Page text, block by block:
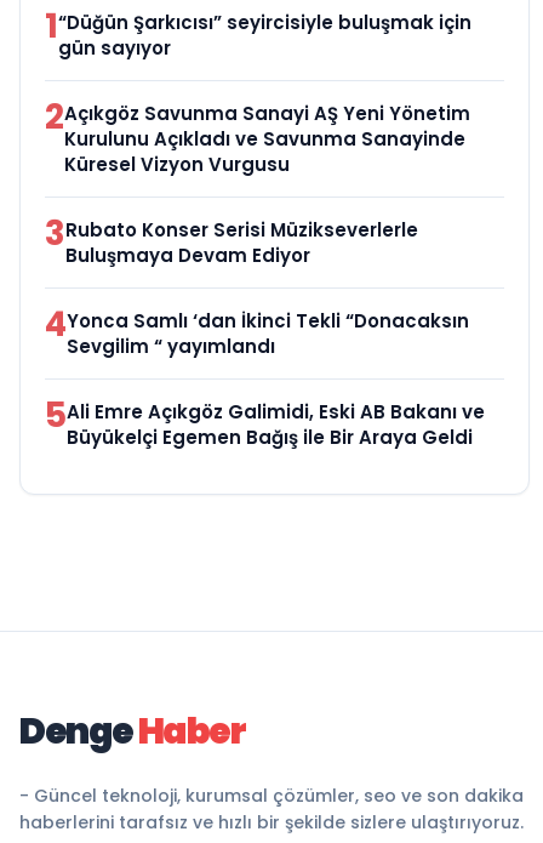
1“Düğün Şarkıcısı” seyircisiyle buluşmak için
gün sayıyor
2Açıkgöz Savunma Sanayi AŞ Yeni Yönetim
Kurulunu Açıkladı ve Savunma Sanayinde
Küresel Vizyon Vurgusu
3Rubato Konser Serisi Müzikseverlerle
Buluşmaya Devam Ediyor
4Yonca Samlı ‘dan İkinci Tekli “Donacaksın
Sevgilim “ yayımlandı
5Ali Emre Açıkgöz Galimidi, Eski AB Bakanı ve
Büyükelçi Egemen Bağış ile Bir Araya Geldi
DengeHaber
- Güncel teknoloji, kurumsal çözümler, seo ve son dakika
haberlerini tarafsız ve hızlı bir şekilde sizlere ulaştırıyoruz.